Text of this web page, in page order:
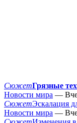
СюжетГрязные
Новости мира —
СюжетЭскалация
Новости мира —